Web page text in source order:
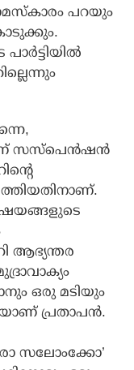
പറയും
സസ്പെന്‍ഷന്‍
ആഭ്യന്തര
ഒരു മടിയും
പ്രതാപന്‍.
സലോംക്കോ’